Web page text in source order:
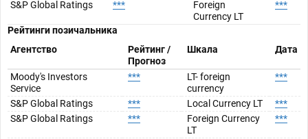
S&P Global Ratings ***
Foreign
Currency LT
***
Рейтинги позичальника
Агентство
Рейтинг /
Прогноз
Шкала Дата
Moody's Investors
Service
***
LT- foreign
currency
***
S&P Global Ratings *** Local Currency LT
***
S&P Global Ratings
***
Foreign Currency
LT
***